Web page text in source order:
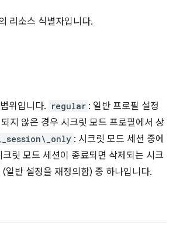
리소스 식별자입니다.
위입니다. regular : 일반 프로필 설정
지 않은 경우 시크릿 모드 프로필에서 상
: 시크릿 모드 세션 중에
릿 모드 세션이 종료되면 삭제되는 시크
일반 설정을 재정의함) 중 하나입니다.